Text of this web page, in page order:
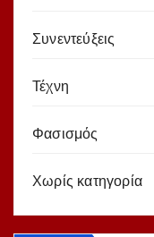
Συνεντεύξεις
Τέχνη
Φασισμός
Χωρίς κατηγορία